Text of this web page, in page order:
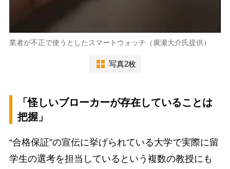
業者が不正で使うとしたスマートウォッチ（廣瀬大介氏提供）
写真2枚
「怪しいブローカーが存在していることは
把握」
“合格保証”の宣伝に挙げられている大学で実際に留
学生の選考を担当しているという複数の教授にも